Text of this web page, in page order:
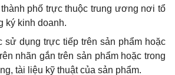
phố trực thuộc trung ương nơi tổ
ký kinh doanh.
sử dụng trực tiếp trên sản phẩm hoặc
nhãn gắn trên sản phẩm hoặc trong
tài liệu kỹ thuật của sản phẩm.